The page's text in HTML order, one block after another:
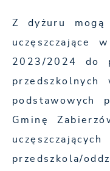
Z dyżuru mogą
uczęszczające
2023/2024 do
przedszkolnych
podstawowych
Gminę
przedszkola/